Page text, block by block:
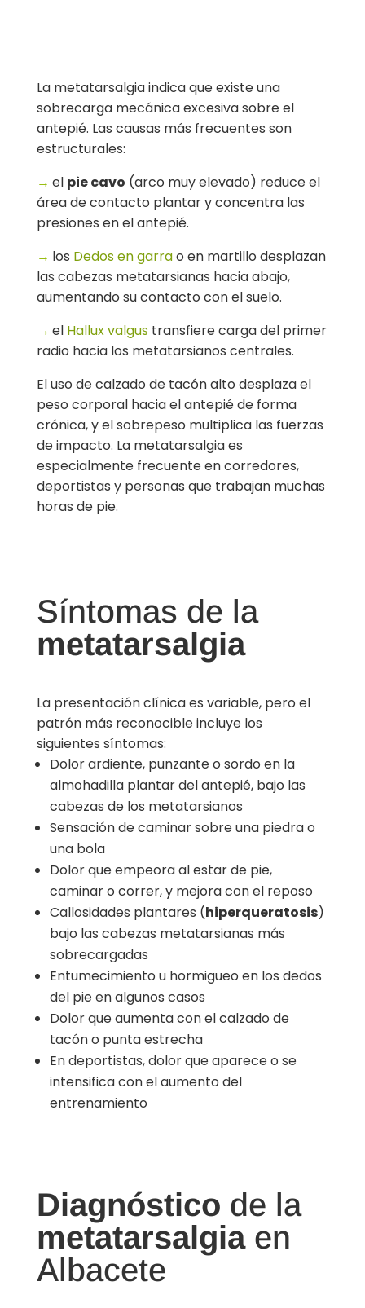
La metatarsalgia indica que existe una
sobrecarga mecánica excesiva sobre el
antepié. Las causas más frecuentes son
estructurales:
→ el pie cavo (arco muy elevado) reduce el
área de contacto plantar y concentra las
presiones en el antepié.
→ los Dedos en garrao en martillo desplazan
las cabezas metatarsianas hacia abajo,
aumentando su contacto con el suelo.
→ el Hallux valgustransfiere carga del primer
radio hacia los metatarsianos centrales.
El uso de calzado de tacón alto desplaza el
peso corporal hacia el antepié de forma
crónica, y el sobrepeso multiplica las fuerzas
de impacto. La metatarsalgia es
especialmente frecuente en corredores,
deportistas y personas que trabajan muchas
horas de pie.
Síntomas de la
metatarsalgia
La presentación clínica es variable, pero el
patrón más reconocible incluye los
siguientes síntomas:
Dolor ardiente, punzante o sordo en la
almohadilla plantar del antepié, bajo las
cabezas de los metatarsianos
Sensación de caminar sobre una piedra o
una bola
Dolor que empeora al estar de pie,
caminar o correr, y mejora con el reposo
Callosidades plantares (hiperqueratosis)
bajo las cabezas metatarsianas más
sobrecargadas
Entumecimiento u hormigueo en los dedos
del pie en algunos casos
Dolor que aumenta con el calzado de
tacón o punta estrecha
En deportistas, dolor que aparece o se
intensifica con el aumento del
entrenamiento
Diagnóstico de la
metatarsalgiaen
Albacete